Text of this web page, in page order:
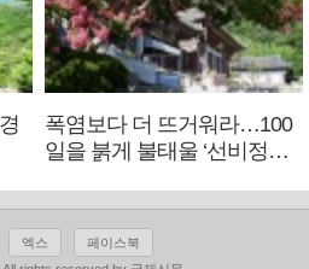
폭염보다 더 뜨거워라…100
일을 붉게 불태울 ‘선비정신’
엑스
페이스북